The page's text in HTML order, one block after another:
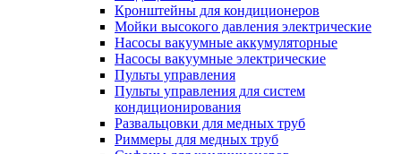
Кронштейны для кондиционеров
Мойки высокого давления электрические
Насосы вакуумные аккумуляторные
Насосы вакуумные электрические
Пульты управления
Пульты управления для систем
кондиционирования
Развальцовки для медных труб
Риммеры для медных труб